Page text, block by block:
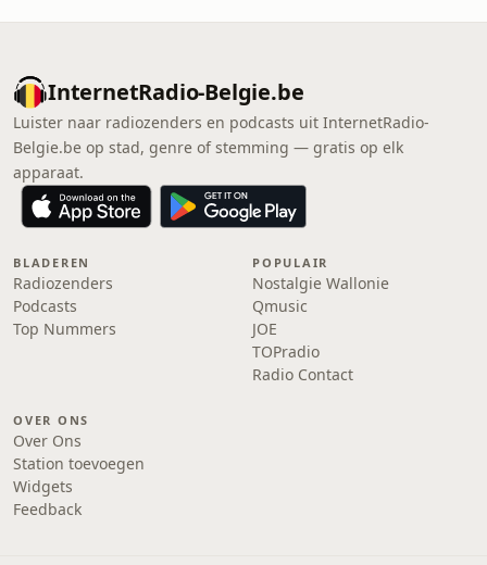
InternetRadio-Belgie.be
Luister naar radiozenders en podcasts uit InternetRadio-
Belgie.be op stad, genre of stemming — gratis op elk
apparaat.
BLADEREN
Radiozenders
Podcasts
Top Nummers
POPULAIR
Nostalgie Wallonie
Qmusic
JOE
TOPradio
Radio Contact
OVER ONS
Over Ons
Station toevoegen
Widgets
Feedback